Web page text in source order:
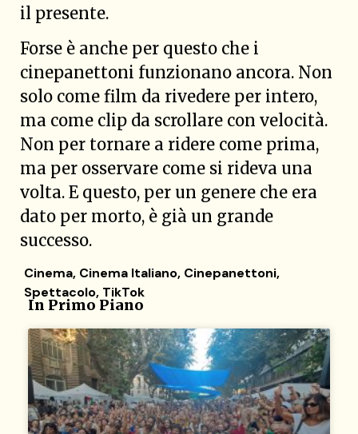
il presente.
Forse è anche per questo che i
cinepanettoni funzionano ancora. Non
solo come film da rivedere per intero,
ma come clip da scrollare con velocità.
Non per tornare a ridere come prima,
ma per osservare come si rideva una
volta. E questo, per un genere che era
dato per morto, è già un grande
successo.
Cinema, Cinema Italiano, Cinepanettoni,
Spettacolo, TikTok
In Primo Piano